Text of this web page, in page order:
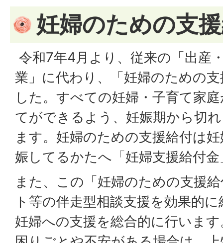
妊婦のための支
令和7年4月より、従来の「出産
業」に代わり、「妊婦のための
した。すべての妊婦・子育て家
てができるよう、妊娠期から切
ます。妊婦のための支援給付は
娠してるかたへ「妊婦支援給付
また、この「妊婦のための支援
ト等の伴走型相談支援を効果的
妊婦への支援を総合的に行いま